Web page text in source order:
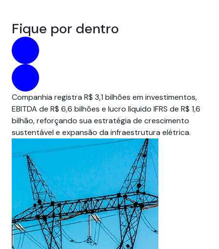
Fique por dentro
Companhia registra R$ 3,1 bilhões em investimentos,
EBITDA de R$ 6,6 bilhões e lucro líquido IFRS de R$ 1,6
bilhão, reforçando sua estratégia de crescimento
sustentável e expansão da infraestrutura elétrica.